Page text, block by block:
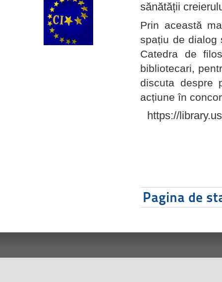
sănătății
Prin această
spațiu de dialog
Catedra de
bibliotecari,
discuta despre
acțiune în
https://
Pagina de